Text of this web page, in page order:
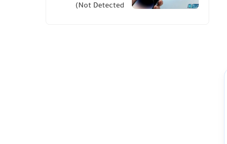
Not Detected)